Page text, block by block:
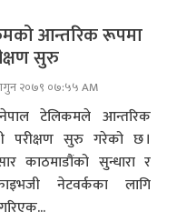
आन्तरिक रूपमा
सुरु
२०७९ ०७:५५ AM
टेलिकमले आन्तरिक
परीक्षण सुरु गरेको छ ।
काठमाडौंको सुन्धारा र
नेटवर्कका लागि